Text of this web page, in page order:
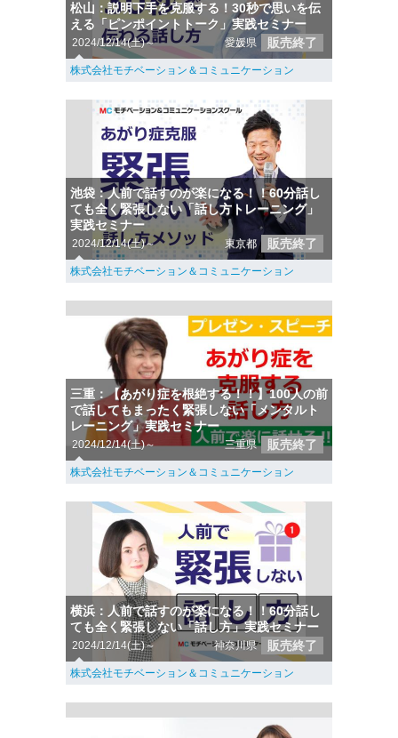
松山：説明下手を克服する！30秒で思いを伝
える「ピンポイントトーク」実践セミナー
2024/12/14(土)～ 愛媛県 販売終了
株式会社モチベーション＆コミュニケーション
池袋：人前で話すのが楽になる！！60分話し
ても全く緊張しない「話し方トレーニング」
実践セミナー
2024/12/14(土)～ 東京都 販売終了
株式会社モチベーション＆コミュニケーション
三重：【あがり症を根絶する！！】100人の前
で話してもまったく緊張しない「メンタルト
レーニング」実践セミナー
2024/12/14(土)～ 三重県 販売終了
株式会社モチベーション＆コミュニケーション
横浜：人前で話すのが楽になる！！60分話し
ても全く緊張しない「話し方」実践セミナー
2024/12/14(土)～ 神奈川県 販売終了
株式会社モチベーション＆コミュニケーション